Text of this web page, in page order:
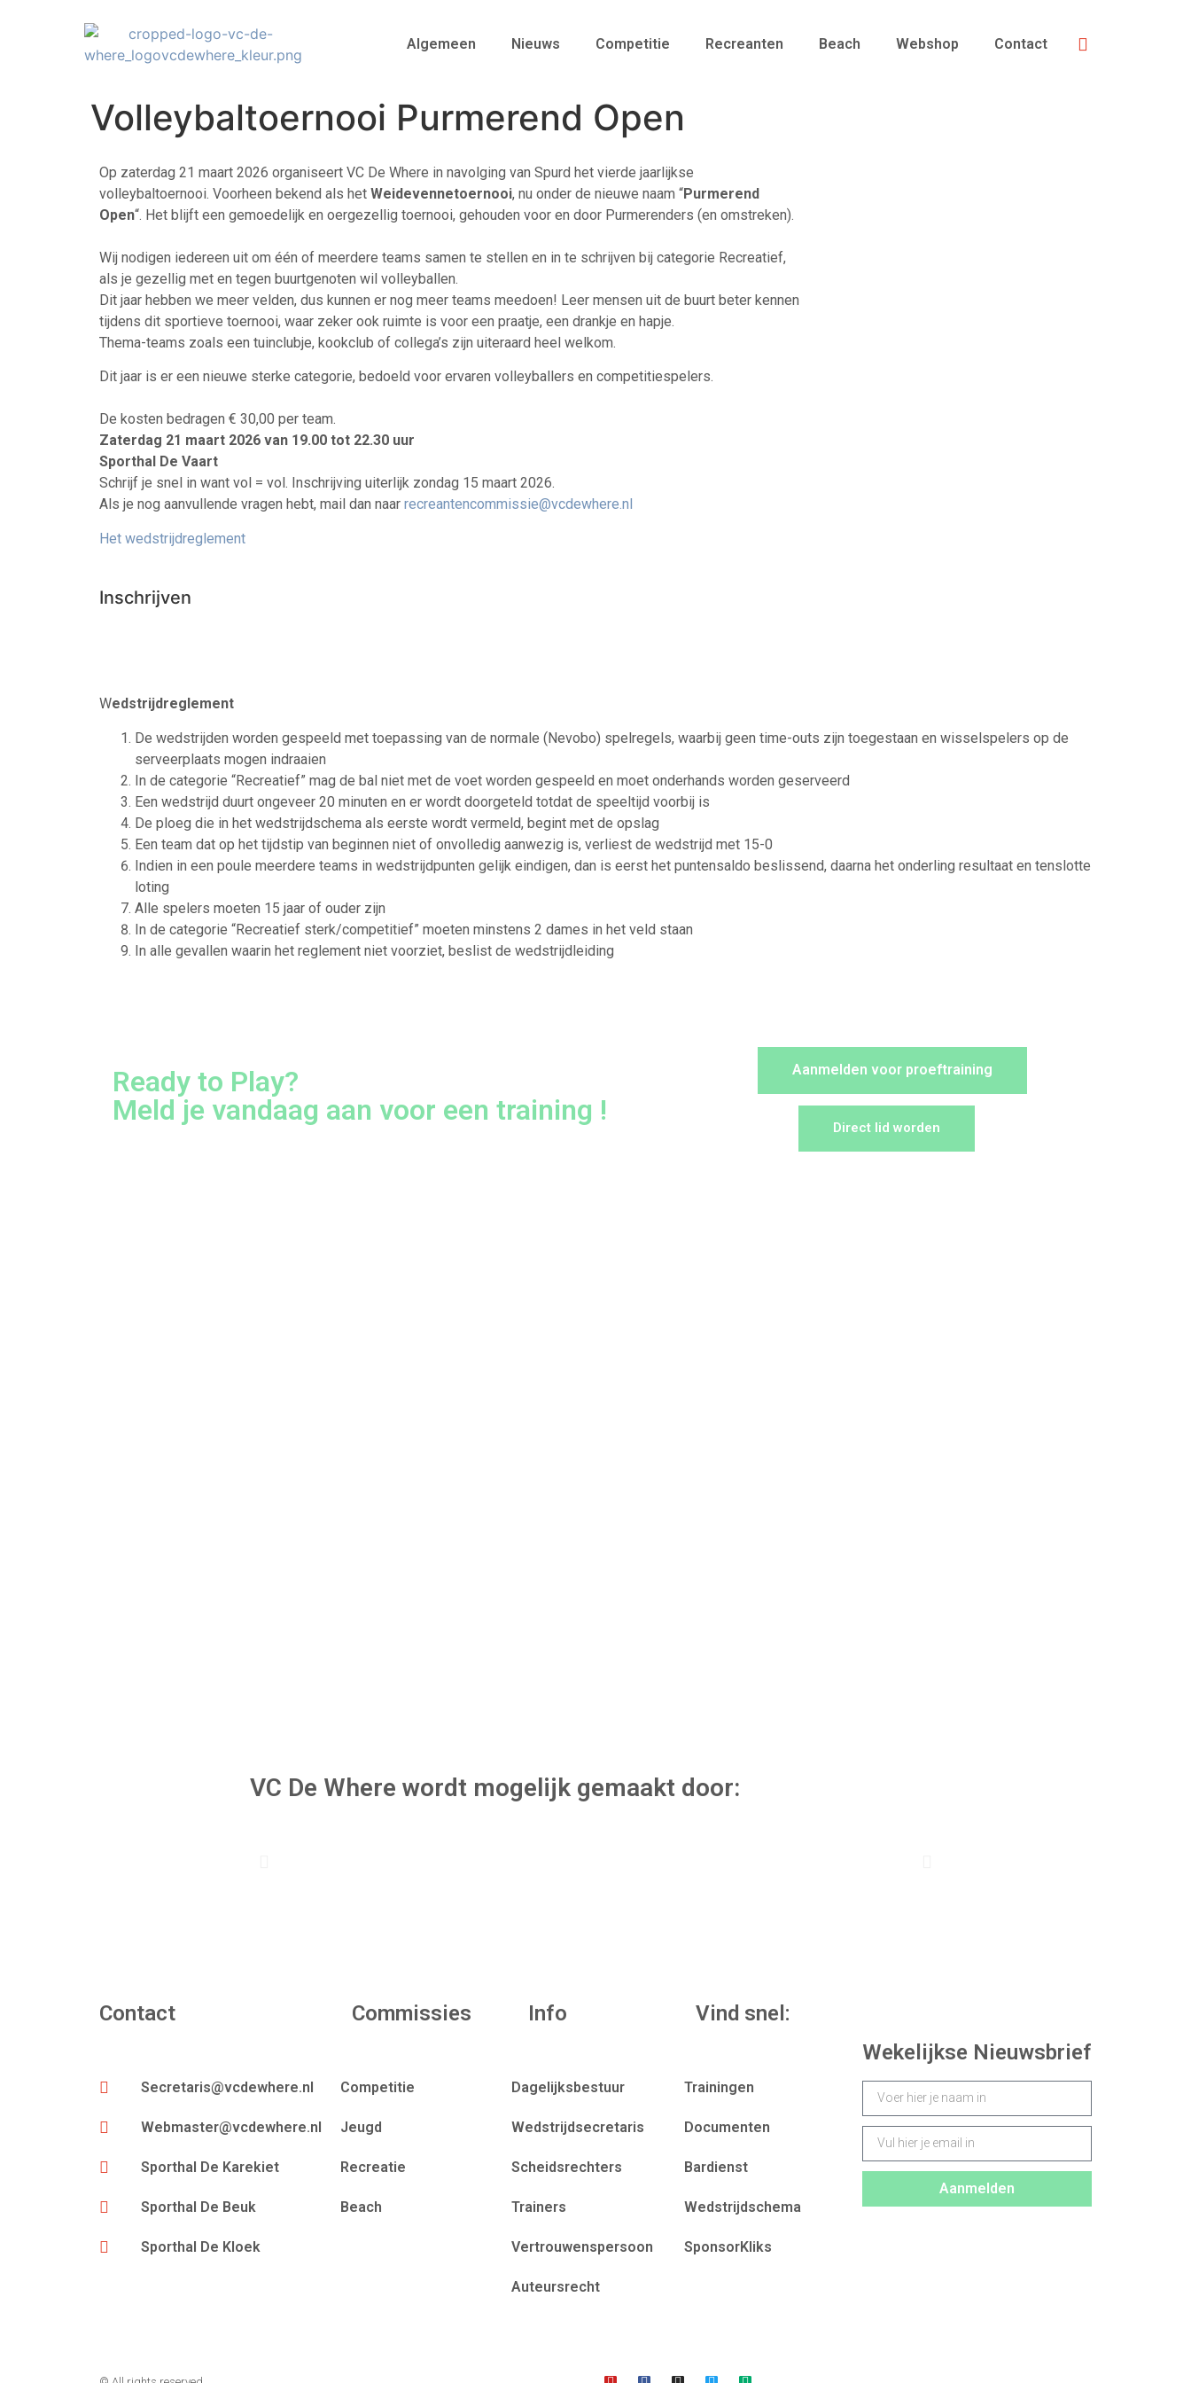
Algemeen Nieuws Competitie Recreanten Beach Webshop Contact
Volleybaltoernooi Purmerend Open
Op zaterdag 21 maart 2026 organiseert VC De Where in navolging van Spurd het vierde jaarlijkse
volleybaltoernooi. Voorheen bekend als het Weidevennetoernooi, nu onder de nieuwe naam “Purmerend
Open“. Het blijft een gemoedelijk en oergezellig toernooi, gehouden voor en door Purmerenders (en omstreken).
Wij nodigen iedereen uit om één of meerdere teams samen te stellen en in te schrijven bij categorie Recreatief,
als je gezellig met en tegen buurtgenoten wil volleyballen.
Dit jaar hebben we meer velden, dus kunnen er nog meer teams meedoen! Leer mensen uit de buurt beter kennen
tijdens dit sportieve toernooi, waar zeker ook ruimte is voor een praatje, een drankje en hapje.
Thema-teams zoals een tuinclubje, kookclub of collega’s zijn uiteraard heel welkom.
Dit jaar is er een nieuwe sterke categorie, bedoeld voor ervaren volleyballers en competitiespelers.
De kosten bedragen € 30,00 per team.
Zaterdag 21 maart 2026 van 19.00 tot 22.30 uur
Sporthal De Vaart
Schrijf je snel in want vol = vol. Inschrijving uiterlijk zondag 15 maart 2026.
Als je nog aanvullende vragen hebt, mail dan naar recreantencommissie@vcdewhere.nl
Het wedstrijdreglement
Inschrijven
Wedstrijdreglement
De wedstrijden worden gespeeld met toepassing van de normale (Nevobo) spelregels, waarbij geen time-outs zijn toegestaan en wisselspelers op de
serveerplaats mogen indraaien
In de categorie “Recreatief” mag de bal niet met de voet worden gespeeld en moet onderhands worden geserveerd
Een wedstrijd duurt ongeveer 20 minuten en er wordt doorgeteld totdat de speeltijd voorbij is
De ploeg die in het wedstrijdschema als eerste wordt vermeld, begint met de opslag
Een team dat op het tijdstip van beginnen niet of onvolledig aanwezig is, verliest de wedstrijd met 15-0
Indien in een poule meerdere teams in wedstrijdpunten gelijk eindigen, dan is eerst het puntensaldo beslissend, daarna het onderling resultaat en tenslotte
loting
Alle spelers moeten 15 jaar of ouder zijn
In de categorie “Recreatief sterk/competitief” moeten minstens 2 dames in het veld staan
In alle gevallen waarin het reglement niet voorziet, beslist de wedstrijdleiding
Ready to Play?
Meld je vandaag aan voor een training !
Aanmelden voor proeftraining
Direct lid worden
VC De Where wordt mogelijk gemaakt door:
Contact
Secretaris@vcdewhere.nl
Webmaster@vcdewhere.nl
Sporthal De Karekiet
Sporthal De Beuk
Sporthal De Kloek
Commissies
Competitie
Jeugd
Recreatie
Beach
Info
Dagelijksbestuur
Wedstrijdsecretaris
Scheidsrechters
Trainers
Vertrouwenspersoon
Auteursrecht
Vind snel:
Trainingen
Documenten
Bardienst
Wedstrijdschema
SponsorKliks
Wekelijkse Nieuwsbrief
Aanmelden